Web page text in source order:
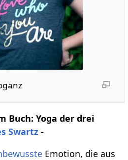
Buch: Yoga der drei
Swartz -
Emotion, die aus